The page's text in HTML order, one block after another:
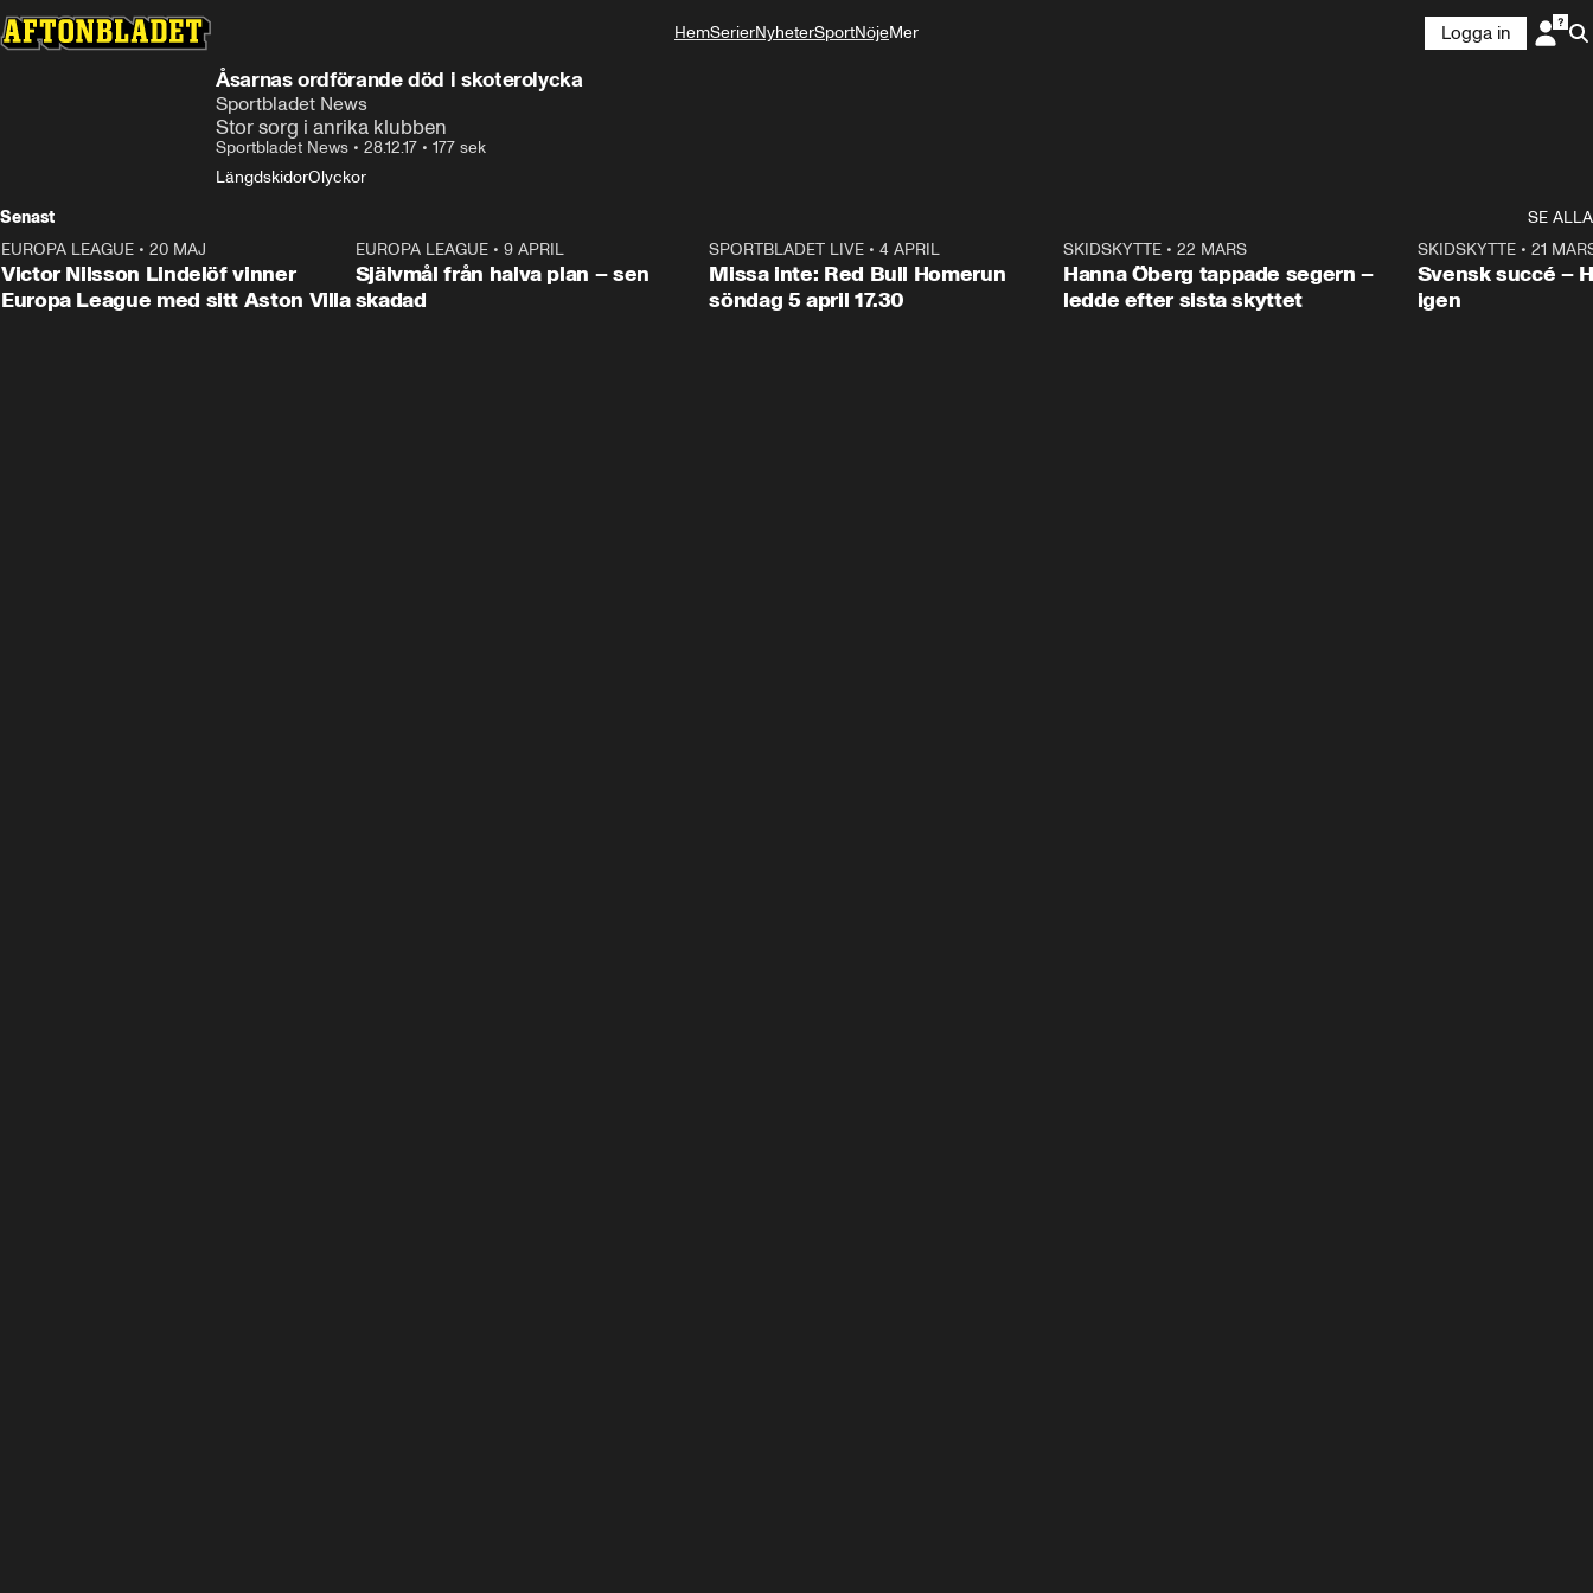
HemSerierNyheterSportNöjeMer
Logga in
Åsarnas ordförande död i skoterolycka
Sportbladet News
Stor sorg i anrika klubben
Sportbladet News • 28.12.17 • 177 sek
LängdskidorOlyckor
Senast
SE ALLA
EUROPA LEAGUE • 20 MAJ
Victor Nilsson Lindelöf vinner
Europa League med sitt Aston Villa
1:03
EUROPA LEAGUE• 9 APRIL
Självmål från halva plan – sen
skadad
SPORTBLADET LIVE •4 APRIL
Missa inte: Red Bull Homerun
söndag 5 april 17.30
SKIDSKYTTE• 22 MARS
Hanna Öberg tappade segern –
ledde efter sista skyttet
SKIDSKYTTE• 21
Svensk succé –
igen